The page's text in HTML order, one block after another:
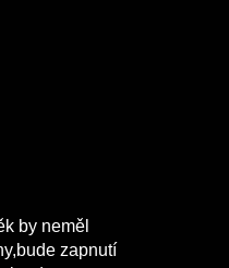
by neměl
zapnutí